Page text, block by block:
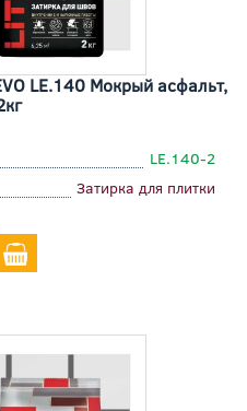
LE.140 Мокрый асфальт,
LE.140-2
Затирка для плитки